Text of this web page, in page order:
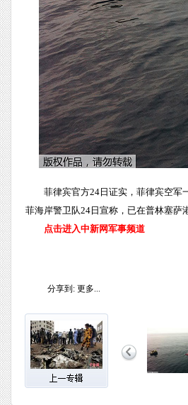
菲律宾官方24日证实，菲律宾空军
菲海岸警卫队24日宣称，已在普林塞萨
点击进入中新网军事频道
分享到: 更多...